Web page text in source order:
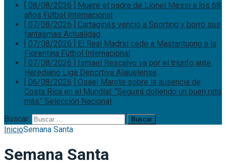
[ 08/08/2026 ] Muere el padre de Lionel Messi a los 68
años Fútbol Internacional
[ 07/08/2026 ] Cartaginés venció a Sporting y borró sus
fantasmas Actualidad
[ 07/08/2026 ] El Real Madrid cede a Mastantuono a la
Fiorentina Fútbol Internacional
[ 07/08/2026 ] Ismael Rescalvo va por el triunfo ante
Herediano Liga Deportiva Alajuelense
[ 06/08/2026 ] Osael Maroto sobre la ausencia de
Costa Rica en el Mundial: “Seguirá doliendo un buen rato
más” Selección Nacional
Buscar:
InicioSemana Santa
Semana Santa